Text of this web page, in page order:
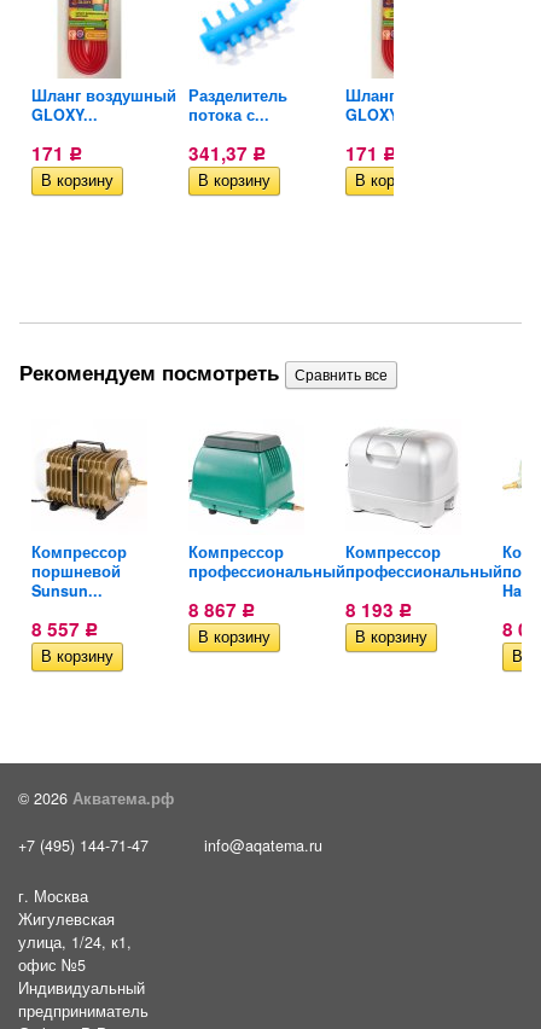
Шланг воздушный
GLOXY...
171 Р
Разделитель
потока с...
341,37 Р
Шланг воздушный
GLOXY...
171 Р
Рекомендуем посмотреть
Компрессор
поршневой
Sunsun...
8 557 Р
Компрессор
профессиональный...
8 867 Р
Компрессор
профессиональный...
8 193 Р
8
© 2026 Акватема.рф
+7 (495) 144-71-47 info@aqatema.ru
г. Москва
Жигулевская
улица, 1/24, к1,
офис №5
Индивидуальный
предприниматель